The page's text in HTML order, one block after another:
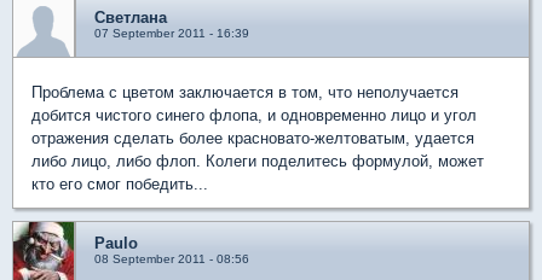
Светлана
07 September 2011 - 16:39
Проблема с цветом заключается в том, что неполучается
добится чистого синего флопа, и одновременно лицо и угол
отражения сделать более красновато-желтоватым, удается
либо лицо, либо флоп. Колеги поделитесь формулой, может
кто его смог победить...
Paulo
08 September 2011 - 08:56